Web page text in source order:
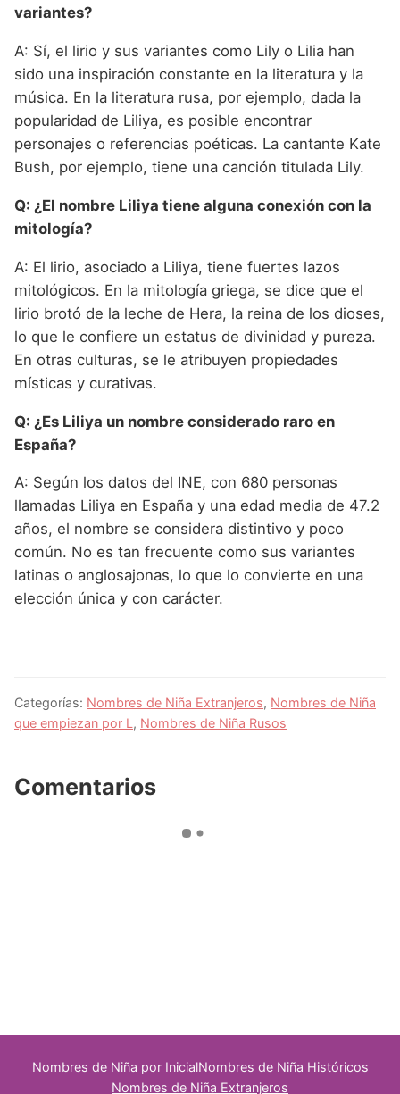
variantes?
A: Sí, el lirio y sus variantes como Lily o Lilia han
sido una inspiración constante en la literatura y la
música. En la literatura rusa, por ejemplo, dada la
popularidad de Liliya, es posible encontrar
personajes o referencias poéticas. La cantante Kate
Bush, por ejemplo, tiene una canción titulada Lily.
Q: ¿El nombre Liliya tiene alguna conexión con la
mitología?
A: El lirio, asociado a Liliya, tiene fuertes lazos
mitológicos. En la mitología griega, se dice que el
lirio brotó de la leche de Hera, la reina de los dioses,
lo que le confiere un estatus de divinidad y pureza.
En otras culturas, se le atribuyen propiedades
místicas y curativas.
Q: ¿Es Liliya un nombre considerado raro en
España?
A: Según los datos del INE, con 680 personas
llamadas Liliya en España y una edad media de 47.2
años, el nombre se considera distintivo y poco
común. No es tan frecuente como sus variantes
latinas o anglosajonas, lo que lo convierte en una
elección única y con carácter.
Categorías: Nombres de Niña Extranjeros, Nombres de Niña
que empiezan por L , Nombres de Niña Rusos
Comentarios
Nombres de Niña por InicialNombres de Niña Históricos
Nombres de Niña Extranjeros